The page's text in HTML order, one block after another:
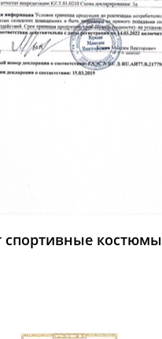
спортивные костюмы